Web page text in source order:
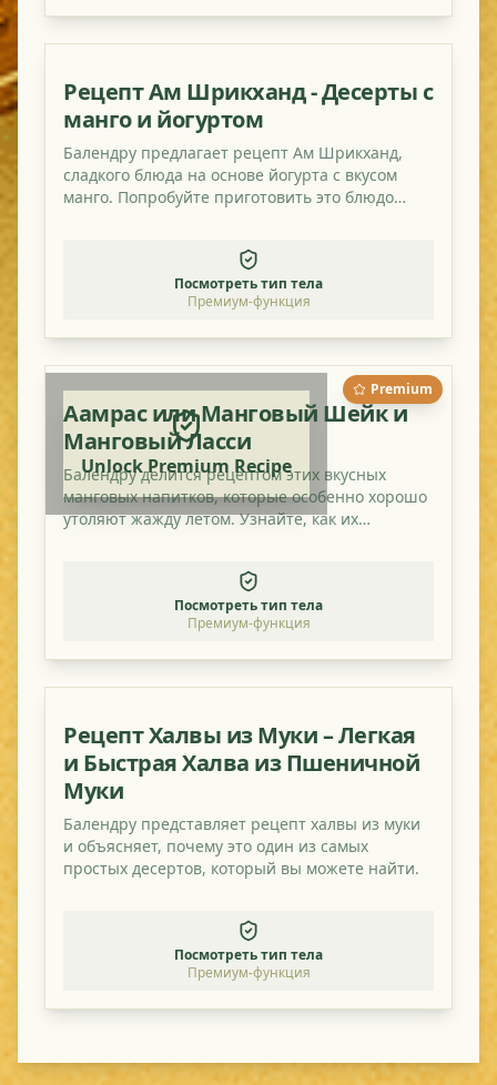
Рецепт Ам Шрикханд - Десерты с
манго и йогуртом
Балендру предлагает рецепт Ам Шрикханд,
сладкого блюда на основе йогурта с вкусом
манго. Попробуйте приготовить это блюдо
Посмотреть тип тела
Премиум-функция
Premium
Unlock Premium Recipe
Аамрас или Манговый Шейк и
Манговый Ласси
Балендру делится рецептом этих вкусных
манговых напитков, которые особенно хорошо
утоляют жажду летом. Узнайте, как их
Посмотреть тип тела
Премиум-функция
Рецепт Халвы из Муки – Легкая
и Быстрая Халва из Пшеничной
Муки
Балендру представляет рецепт халвы из муки
и объясняет, почему это один из самых
простых десертов, который вы можете найти.
Посмотреть тип тела
Премиум-функция